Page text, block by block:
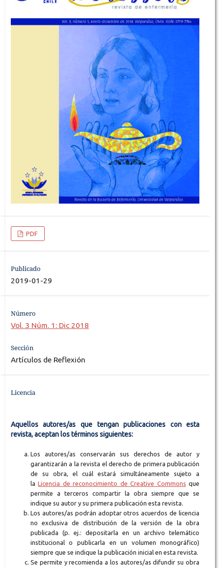
PDF
Publicado
2019-01-29
Número
Vol. 3 Núm. 1: Dic 2018
Sección
Artículos de Reflexión
Licencia
Aquellos autores/as que tengan publicaciones con esta
revista, aceptan los términos siguientes:
Los autores/as conservarán sus derechos de autor y
garantizarán a la revista el derecho de primera publicación
de su obra, el cuál estará simultáneamente sujeto a
laLicencia de reconocimiento de Creative Commons que
permite a terceros compartir la obra siempre que se
indique su autor y su primera publicación esta revista.
Los autores/as podrán adoptar otros acuerdos de licencia
no exclusiva de distribución de la versión de la obra
publicada (p. ej.: depositarla en un archivo telemático
institucional o publicarla en un volumen monográfico)
siempre que se indique la publicación inicial en esta revista.
Se permite y recomienda a los autores/as difundir su obra